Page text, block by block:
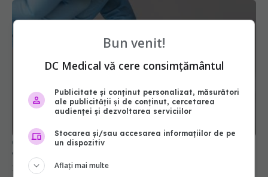
Canada anulează acordul pentru fabricarea
vaccinurilor Novavax Covid-19
12 mar 2025, 09:37
Bun venit!
DC Medical vă cere consimțământul
Publicitate și conținut personalizat, măsurători
ale publicității și de conținut, cercetarea
audienței și dezvoltarea serviciilor
Stocarea și/sau accesarea informațiilor de pe
un dispozitiv
Aflați mai multe